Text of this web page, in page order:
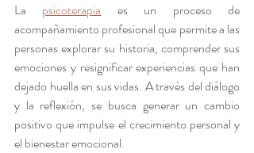
La psicoterapia es un proceso de
acompañamiento profesional que permite a las
personas explorar su historia, comprender sus
emociones y resignificar experiencias que han
dejado huella en sus vidas. A través del diálogo
y la reflexión, se busca generar un cambio
positivo que impulse el crecimiento personal y
el bienestar emocional.